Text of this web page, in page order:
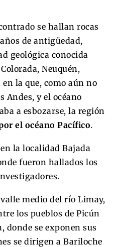
se hallan rocas
de antigüedad,
geológica conocida
Neuquén,
la que, como aún no
Andes, y el océano
a esbozarse, la región
el océano Pacífico.
medio del río Limay,
los pueblos de Picún
donde se exponen sus
se dirigen a Bariloche